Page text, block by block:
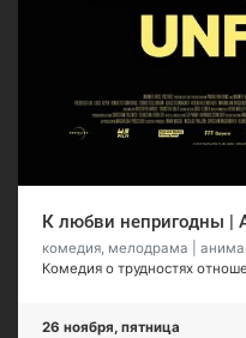
К любви непригодны |
комедия, мелодрама |
Комедия о трудностях
26 ноября, пятница